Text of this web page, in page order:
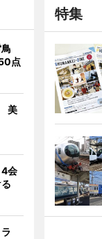
特集
点
美
会